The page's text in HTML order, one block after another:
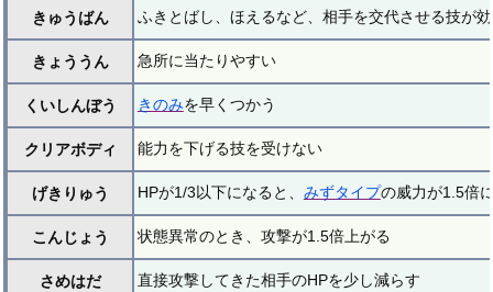
きゅうばん ふきとばし、ほえるなど、相手を交代させる技が
きょううん 急所に当たりやすい
くいしんぼう きのみを早くつかう
クリアボディ 能力を下げる技を受けない
げきりゅう HPが1/3以下になると、 みずタイプの威力が1.5倍
こんじょう 状態異常のとき、攻撃が1.5倍上がる
さめはだ 直接攻撃してきた相手のHPを少し減らす